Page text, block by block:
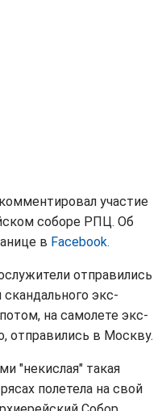
участие
соборе РПЦ. Об
в Facebook.
отправились
экс-
на самолете экс-
отправились в Москву.
"некислая" такая
полетела на свой